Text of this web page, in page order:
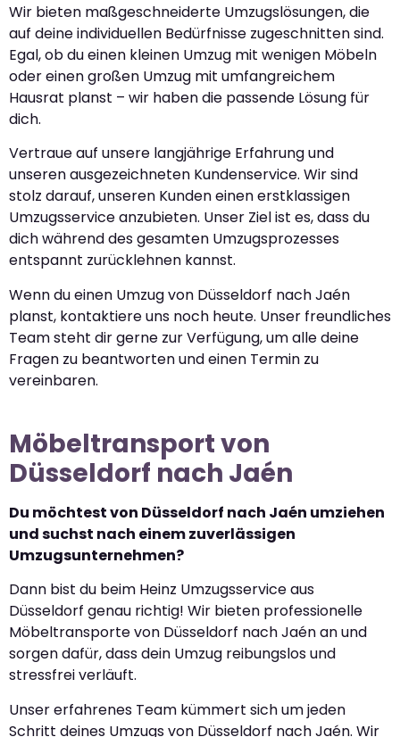
Wir bieten maßgeschneiderte Umzugslösungen, die
auf deine individuellen Bedürfnisse zugeschnitten sind.
Egal, ob du einen kleinen Umzug mit wenigen Möbeln
oder einen großen Umzug mit umfangreichem
Hausrat planst – wir haben die passende Lösung für
dich.
Vertraue auf unsere langjährige Erfahrung und
unseren ausgezeichneten Kundenservice. Wir sind
stolz darauf, unseren Kunden einen erstklassigen
Umzugsservice anzubieten. Unser Ziel ist es, dass du
dich während des gesamten Umzugsprozesses
entspannt zurücklehnen kannst.
Wenn du einen Umzug von Düsseldorf nach Jaén
planst, kontaktiere uns noch heute. Unser freundliches
Team steht dir gerne zur Verfügung, um alle deine
Fragen zu beantworten und einen Termin zu
vereinbaren.
Möbeltransport von
Düsseldorf nach Jaén
Du möchtest von Düsseldorf nach Jaén umziehen
und suchst nach einem zuverlässigen
Umzugsunternehmen?
Dann bist du beim Heinz Umzugsservice aus
Düsseldorf genau richtig! Wir bieten professionelle
Möbeltransporte von Düsseldorf nach Jaén an und
sorgen dafür, dass dein Umzug reibungslos und
stressfrei verläuft.
Unser erfahrenes Team kümmert sich um jeden
Schritt deines Umzugs von Düsseldorf nach Jaén. Wir